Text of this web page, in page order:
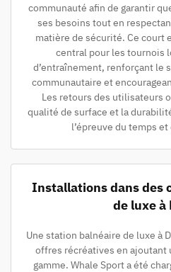
communauté afin de garantir
ses besoins tout en
matière de sécurité. Ce court
central pour les tournois
d’entraînement, renforçant le
communautaire et
Les retours des utilisateurs
qualité de surface et la
l’épreuve du temps
Installations dans des
de luxe à
Une station balnéaire de luxe à
offres récréatives en ajoutant
gamme. Whale Sport a été